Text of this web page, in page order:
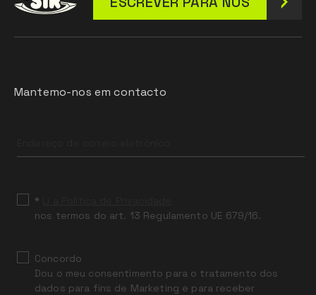
Mantemo-nos em contacto
field
*
nos termos do art. 13 Regulamento UE 679/16.
Concordo
Dou o meu consentimento para o tratamento dos
dados para fins de Marketing e para receber